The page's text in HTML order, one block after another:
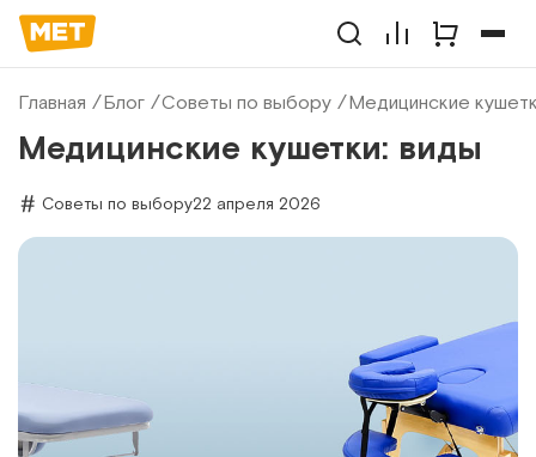
Главная Блог Советы по выбору Медицинские
Медицинские кушетки: виды
Советы по выбору22 апреля 2026